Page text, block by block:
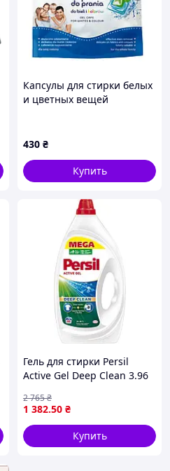
Капсулы для стирки белых
и цветных вещей
430 ₴
Купить
Гель для стирки Persil
Active Gel Deep Clean 3.96
(9000101561845)
1 382.50 ₴
2 765₴
Купить